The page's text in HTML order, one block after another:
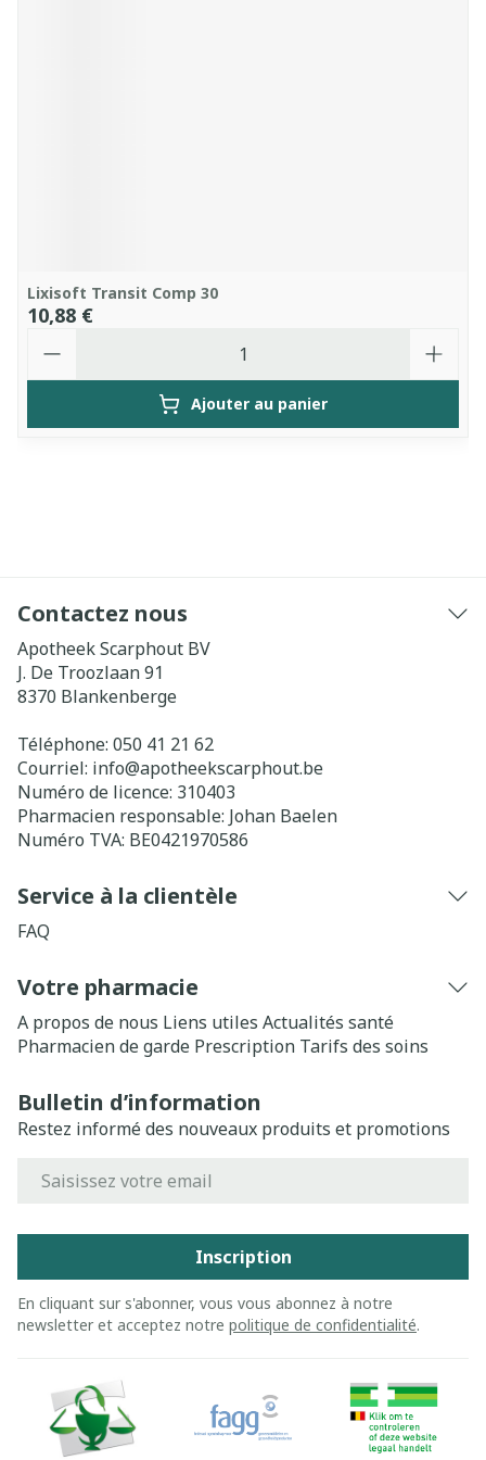
Lixisoft Transit Comp 30
10,88 €
Ajouter au panier
Contactez nous
Apotheek Scarphout BV
J. De Troozlaan 91
8370 Blankenberge
Téléphone: 050 41 21 62
Courriel: info@apotheekscarphout.be
Numéro de licence: 310403
Pharmacien responsable: Johan Baelen
Numéro TVA: BE0421970586
Service à la clientèle
FAQ
Votre pharmacie
A propos de nous Liens utiles Actualités santé
Pharmacien de garde Prescription Tarifs des soins
Bulletin d’information
Restez informé des nouveaux produits et promotions
Inscription
En cliquant sur s'abonner, vous vous abonnez à notre
newsletter et acceptez notre politique de confidentialité.